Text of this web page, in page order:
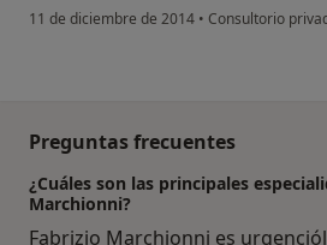
11 de diciembre de 2014 • Consultorio
Preguntas frecuentes
¿Cuáles son las principales
Marchionni?
Fabrizio Marchionni es